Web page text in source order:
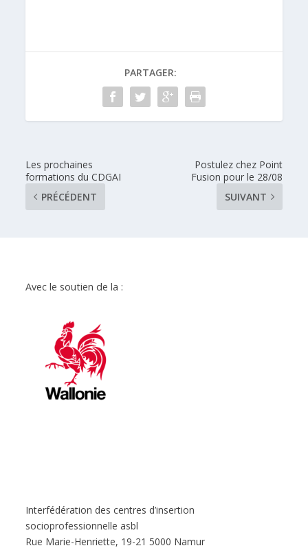
PARTAGER:
Les prochaines
formations du CDGAI
PRÉCÉDENT
Postulez chez Point
Fusion pour le 28/08
SUIVANT
Avec le soutien de la :
Interfédération des centres d’insertion
socioprofessionnelle asbl
Rue Marie-Henriette, 19-21 5000 Namur